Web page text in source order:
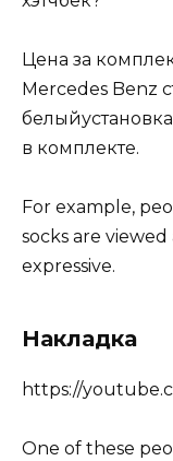
Цена за
Mercedes Benz
в комплекте.
For example,
socks are
expressive.
Накладка
https://
One of these